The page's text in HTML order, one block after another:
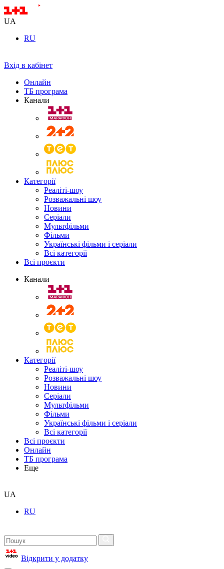
UA
RU
Вхід в кабінет
Онлайн
ТБ програма
Канали
Категорії
Реаліті-шоу
Розважальні шоу
Новини
Серіали
Мультфільми
Фільми
Українські фільми і серіали
Всі категорії
Всі проєкти
Канали
Категорії
Реаліті-шоу
Розважальні шоу
Новини
Серіали
Мультфільми
Фільми
Українські фільми і серіали
Всі категорії
Всі проєкти
Онлайн
ТБ програма
Еще
UA
RU
Відкрити у додатку